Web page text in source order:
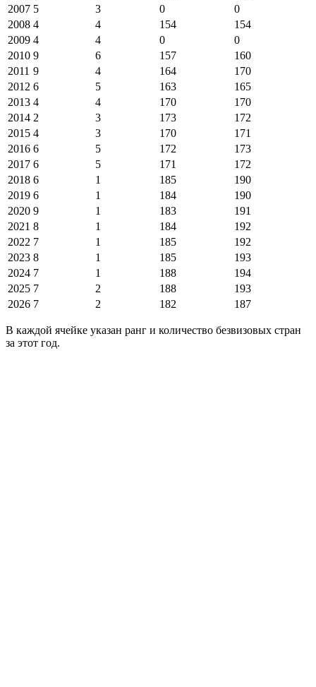
2007 5 3 0
0
2008 4 4 154
154
2009 4 4 0
0
2010 9 6 157
160
2011 9 4 164
170
2012 6 5 163
165
2013 4 4 170
170
2014 2 3 173
172
2015 4 3 170
171
2016 6 5 172
173
2017 6 5 171
172
2018 6 1 185
190
2019 6 1 184
190
2020 9 1 183
191
2021 8 1 184
192
2022 7 1 185
192
2023 8 1 185
193
2024 7 1 188
194
2025 7 2 188
193
2026 7 2 182 187
В каждой ячейке указан ранг и количество безвизовых стран
за этот год.